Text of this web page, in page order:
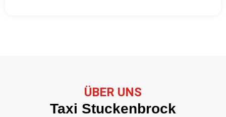
ÜBER UNS
Taxi Stuckenbrock